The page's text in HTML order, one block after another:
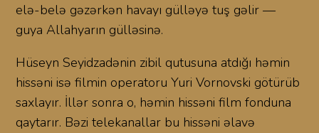
elə-belə gəzərkən havayı gülləyə tuş gəlir —
guya Allahyarın gülləsinə.
Hüseyn Seyidzadənin zibil qutusuna atdığı həmin
hissəni isə filmin operatoru Yuri Vornovski götürüb
saxlayır. İllər sonra o, həmin hissəni film fonduna
qaytarır. Bəzi telekanallar bu hissəni əlavə